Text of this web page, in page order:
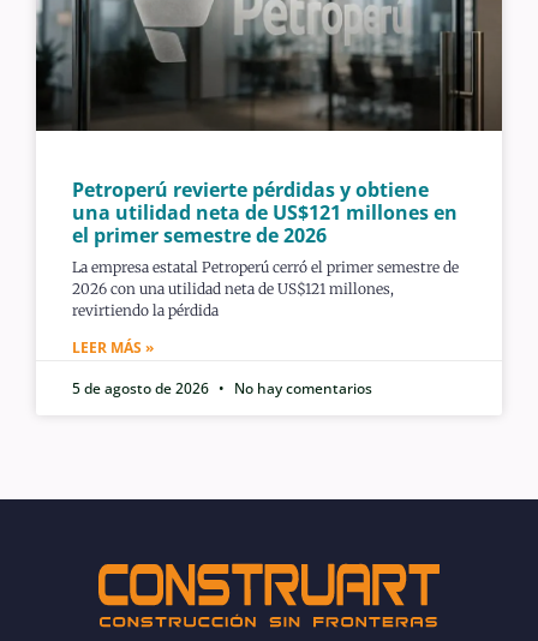
Petroperú revierte pérdidas y obtiene
una utilidad neta de US$121 millones en
el primer semestre de 2026
La empresa estatal Petroperú cerró el primer semestre de
2026 con una utilidad neta de US$121 millones,
revirtiendo la pérdida
LEER MÁS »
5 de agosto de 2026
No hay comentarios